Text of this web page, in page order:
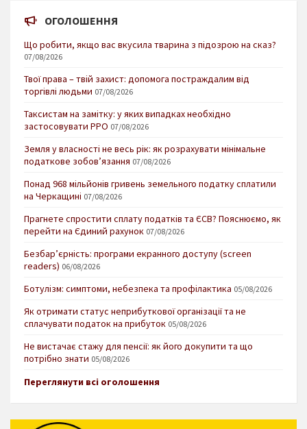
ОГОЛОШЕННЯ
Що робити, якщо вас вкусила тварина з підозрою на сказ?
07/08/2026
Твої права – твій захист: допомога постраждалим від
торгівлі людьми 07/08/2026
Таксистам на замітку: у яких випадках необхідно
застосовувати РРО 07/08/2026
Земля у власності не весь рік: як розрахувати мінімальне
податкове зобов’язання 07/08/2026
Понад 968 мільйонів гривень земельного податку сплатили
на Черкащині 07/08/2026
Прагнете спростити сплату податків та ЄСВ? Пояснюємо, як
перейти на Єдиний рахунок 07/08/2026
Безбар’єрність: програми екранного доступу (screen
readers) 06/08/2026
Ботулізм: симптоми, небезпека та профілактика 05/08/2026
Як отримати статус неприбуткової організації та не
сплачувати податок на прибуток 05/08/2026
Не вистачає стажу для пенсії: як його докупити та що
потрібно знати 05/08/2026
Переглянути всі оголошення